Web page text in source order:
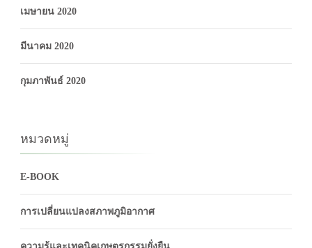
เมษายน 2020
มีนาคม 2020
กุมภาพันธ์ 2020
หมวดหมู่
E-BOOK
การเปลี่ยนแปลงสภาพภูมิอากาศ